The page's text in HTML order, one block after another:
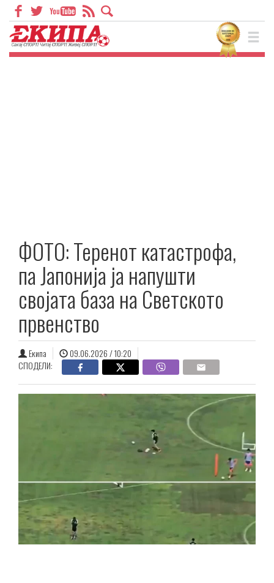
ФОТО: Теренот катастрофа,
па Јапонија ја напушти
својата база на Светското
првенство
Екипа
09.06.2026 / 10:20
СПОДЕЛИ: